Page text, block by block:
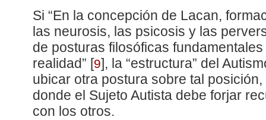
Si “En la concepción de Lacan,
las neurosis, las psicosis y las
de posturas filosóficas
realidad” [9] , la “estructura” del
ubicar otra postura sobre tal
donde el Sujeto Autista debe forjar
con los otros.